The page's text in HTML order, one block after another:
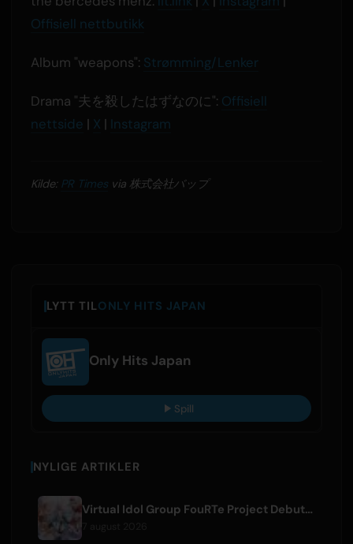
Offisiell nettbutikk
Album "weapons": Strømming/Lenker
Drama "夫を殺したはずなのに": Offisiell
nettside | X | Instagram
Kilde: PR Timesvia 株式会社バップ
LYTT TILONLY HITS JAPAN
Only Hits Japan
Spill
NYLIGE ARTIKLER
Virtual Idol Group FouRTe Project Debuts with 'ALL IN' Album Produced by m-flo's ☆Taku Takahashi